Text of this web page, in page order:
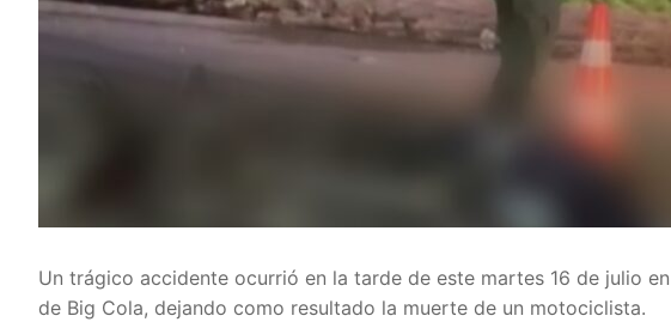
Un trágico accidente ocurrió en la tarde de este martes 16 de julio
de Big Cola, dejando como resultado la muerte de un motociclista.